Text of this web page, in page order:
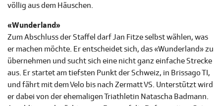
völlig aus dem Häuschen.
«Wunderland»
Zum Abschluss der Staffel darf Jan Fitze selbst wählen, was
er machen möchte. Er entscheidet sich, das «Wunderland» zu
übernehmen und sucht sich eine nicht ganz einfache Strecke
aus. Er startet am tiefsten Punkt der Schweiz, in Brissago TI,
und fährt mit dem Velo bis nach Zermatt VS. Unterstützt wird
er dabei von der ehemaligen Triathletin Natascha Badmann.